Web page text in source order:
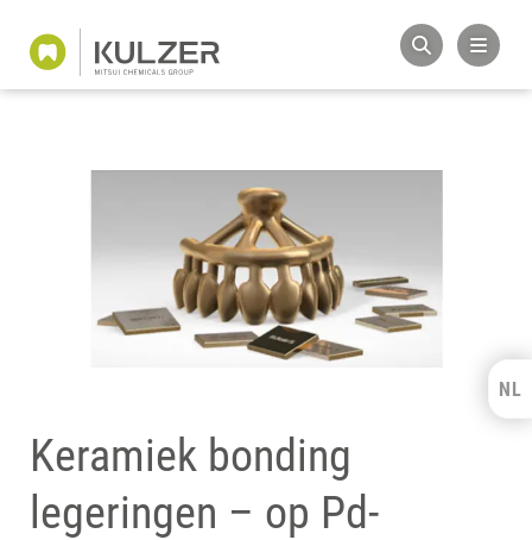
NL
Keramiek bonding
legeringen – op Pd-